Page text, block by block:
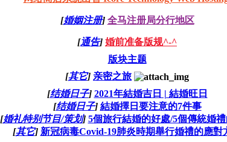
[婚姻注册] 全马注册局分行地区
[通告] 婚前准备版规^-^
版块主题
[其它] 亲密之旅
[结婚日子] 2021年結婚吉日 | 結婚旺日
[结婚日子] 結婚擇日要注意的7件事
[婚礼特别节目/策划] 5個旅行結婚的好處/5個傳統婚
[其它] 新冠病毒Covid-19肺炎時期舉行婚禮的應對